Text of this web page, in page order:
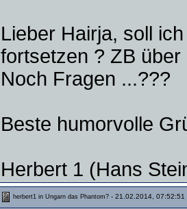
Lieber Hairja, soll
fortsetzen ? ZB
Noch Fragen ...???
Beste humorvolle
Herbert 1 (Hans
herbert1 in Ungarn das Phantom? - 21.02.2014, 07:52:51